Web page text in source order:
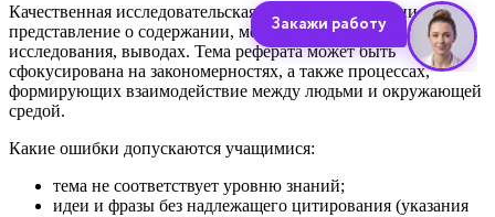
Качественная исследовательская работа по географии дает
представление о содержании, методах, используемых для
исследования, выводах. Тема реферата может быть
сфокусирована на закономерностях, а также процессах,
формирующих взаимодействие между людьми и окружающей
средой.
Какие ошибки допускаются учащимися:
тема не соответствует уровню знаний;
идеи и фразы без надлежащего цитирования (указания